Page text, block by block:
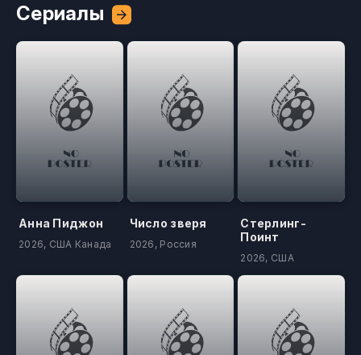
Сериалы
Анна Пиджон
2026, США Канада
Число зверя
2026, Россия
Стерлинг-
Поинт
2026, США